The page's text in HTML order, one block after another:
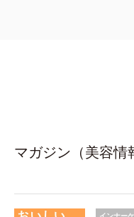
マガジン（美容情